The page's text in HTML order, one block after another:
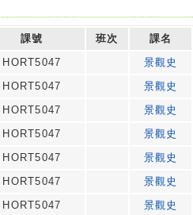
課號 班次
課名
HORT5047
景觀史
HORT5047
景觀史
HORT5047
景觀史
HORT5047
景觀史
HORT5047
景觀史
HORT5047
景觀史
HORT5047
景觀史